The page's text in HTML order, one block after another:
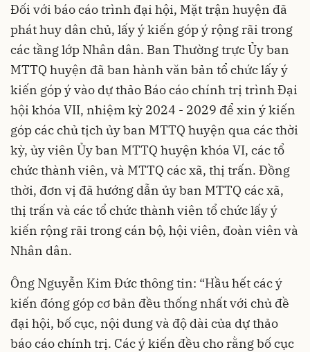
Đối với báo cáo trình đại hội, Mặt trận huyện đã
phát huy dân chủ, lấy ý kiến góp ý rộng rãi trong
các tầng lớp Nhân dân. Ban Thường trực Ủy ban
MTTQ huyện đã ban hành văn bản tổ chức lấy ý
kiến góp ý vào dự thảo Báo cáo chính trị trình Đại
hội khóa VII, nhiệm kỳ 2024 - 2029 để xin ý kiến
góp các chủ tịch ủy ban MTTQ huyện qua các thời
kỳ, ủy viên Ủy ban MTTQ huyện khóa VI, các tổ
chức thành viên, và MTTQ các xã, thị trấn. Đồng
thời, đơn vị đã hướng dẫn ủy ban MTTQ các xã,
thị trấn và các tổ chức thành viên tổ chức lấy ý
kiến rộng rãi trong cán bộ, hội viên, đoàn viên và
Nhân dân.
Ông Nguyễn Kim Đức thông tin: “Hầu hết các ý
kiến đóng góp cơ bản đều thống nhất với chủ đề
đại hội, bố cục, nội dung và độ dài của dự thảo
báo cáo chính trị. Các ý kiến đều cho rằng bố cục